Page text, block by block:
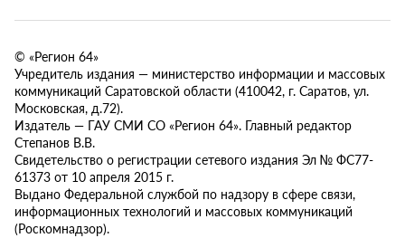
© «Регион 64»
Учредитель издания — министерство информации и массовых
коммуникаций Саратовской области (410042, г. Саратов, ул.
Московская, д.72).
Издатель — ГАУ СМИ СО «Регион 64». Главный редактор
Степанов В.В.
Свидетельство о регистрации сетевого издания Эл № ФС77-
61373 от 10 апреля 2015 г.
Выдано Федеральной службой по надзору в сфере связи,
информационных технологий и массовых коммуникаций
(Роскомнадзор).